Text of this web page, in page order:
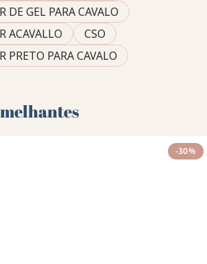
DE GEL PARA CAVALO
ACAVALLO
CSO
PRETO PARA CAVALO
-30%